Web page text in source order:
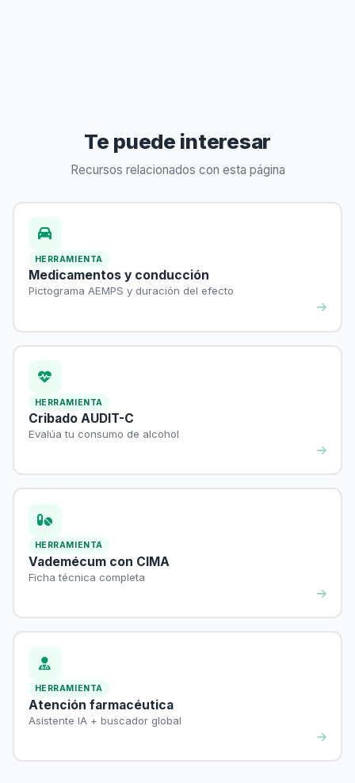
Te puede interesar
Recursos relacionados con esta página
HERRAMIENTA
Medicamentos y conducción
Pictograma AEMPS y duración del efecto
HERRAMIENTA
Cribado AUDIT-C
Evalúa tu consumo de alcohol
HERRAMIENTA
Vademécum con CIMA
Ficha técnica completa
HERRAMIENTA
Atención farmacéutica
Asistente IA + buscador global